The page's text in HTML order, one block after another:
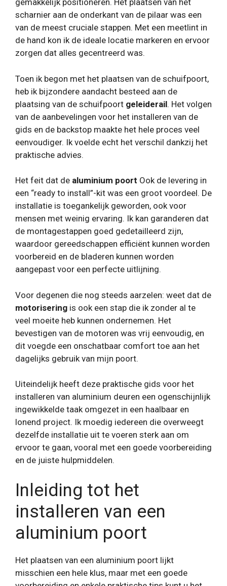
gemakkelijk positioneren. Het plaatsen van het
scharnier aan de onderkant van de pilaar was een
van de meest cruciale stappen. Met een meetlint in
de hand kon ik de ideale locatie markeren en ervoor
zorgen dat alles gecentreerd was.
Toen ik begon met het plaatsen van de schuifpoort,
heb ik bijzondere aandacht besteed aan de
plaatsing van de schuifpoort geleiderail. Het volgen
van de aanbevelingen voor het installeren van de
gids en de backstop maakte het hele proces veel
eenvoudiger. Ik voelde echt het verschil dankzij het
praktische advies.
Het feit dat de aluminium poort Ook de levering in
een “ready to install”-kit was een groot voordeel. De
installatie is toegankelijk geworden, ook voor
mensen met weinig ervaring. Ik kan garanderen dat
de montagestappen goed gedetailleerd zijn,
waardoor gereedschappen efficiënt kunnen worden
voorbereid en de bladeren kunnen worden
aangepast voor een perfecte uitlijning.
Voor degenen die nog steeds aarzelen: weet dat de
motorisering is ook een stap die ik zonder al te
veel moeite heb kunnen ondernemen. Het
bevestigen van de motoren was vrij eenvoudig, en
dit voegde een onschatbaar comfort toe aan het
dagelijks gebruik van mijn poort.
Uiteindelijk heeft deze praktische gids voor het
installeren van aluminium deuren een ogenschijnlijk
ingewikkelde taak omgezet in een haalbaar en
lonend project. Ik moedig iedereen die overweegt
dezelfde installatie uit te voeren sterk aan om
ervoor te gaan, vooral met een goede voorbereiding
en de juiste hulpmiddelen.
Inleiding tot het
installeren van een
aluminium poort
Het plaatsen van een aluminium poort lijkt
misschien een hele klus, maar met een goede